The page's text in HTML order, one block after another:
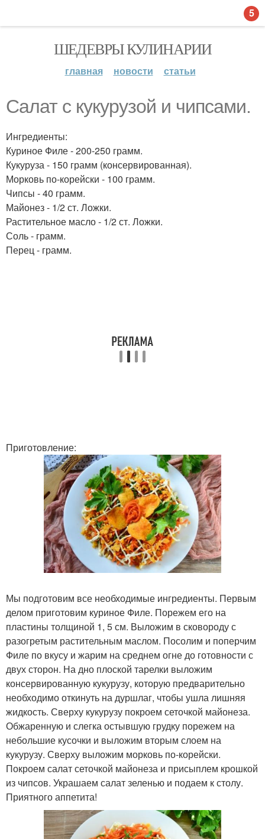
ШЕДЕВРЫ КУЛИНАРИИ
главная новости статьи
Салат с кукурузой и чипсами.
Ингредиенты:
Куриное Филе - 200-250 грамм.
Кукуруза - 150 грамм (консервированная).
Морковь по-корейски - 100 грамм.
Чипсы - 40 грамм.
Майонез - 1/2 ст. Ложки.
Растительное масло - 1/2 ст. Ложки.
Соль - грамм.
Перец - грамм.
Приготовление:
Мы подготовим все необходимые ингредиенты. Первым
делом приготовим куриное Филе. Порежем его на
пластины толщиной 1, 5 см. Выложим в сковороду с
разогретым растительным маслом. Посолим и поперчим
Филе по вкусу и жарим на среднем огне до готовности с
двух сторон. На дно плоской тарелки выложим
консервированную кукурузу, которую предварительно
необходимо откинуть на дуршлаг, чтобы ушла лишняя
жидкость. Сверху кукурузу покроем сеточкой майонеза.
Обжаренную и слегка остывшую грудку порежем на
небольшие кусочки и выложим вторым слоем на
кукурузу. Сверху выложим морковь по-корейски.
Покроем салат сеточкой майонеза и присыплем крошкой
из чипсов. Украшаем салат зеленью и подаем к столу.
Приятного аппетита!
5